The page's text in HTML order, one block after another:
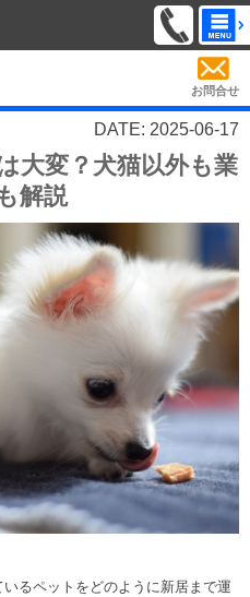
お問合せ
DATE: 2025-06-17
大変？犬猫以外も業
解説
るペットをどのように新居まで運